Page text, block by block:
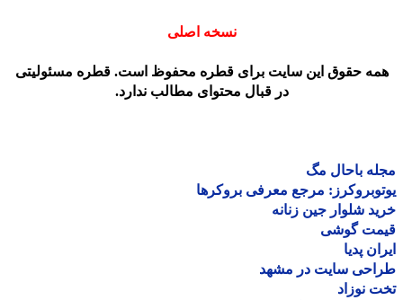
نسخه اصلی
حقوق این سایت برای قطره محفوظ است. قطره مسئولیتی
در قبال محتوای مطالب ندارد.
باحال مگ
مرجع معرفی بروکرها
شلوار جین زنانه
گوشی
پدیا
سایت در مشهد
نوزاد